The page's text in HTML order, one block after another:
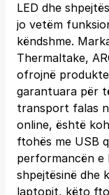
LED dhe
jo vetëm
këndshme.
Thermaltake,
ofrojnë
garantuara për
transport falas
online, është
ftohës me USB
performancën e
shpejtësinë dhe
laptopit, këto